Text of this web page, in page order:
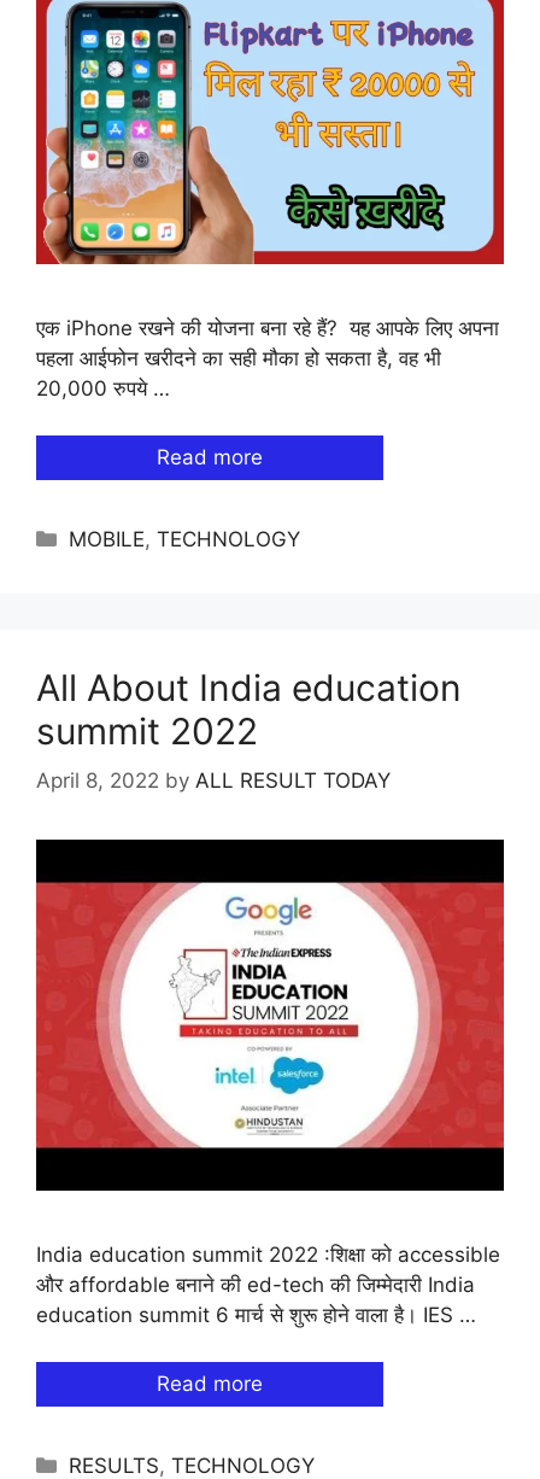
एक iPhone रखने की योजना बना रहे हैं? यह आपके लिए अपना
पहला आईफोन खरीदने का सही मौका हो सकता है, वह भी
20,000 रुपये …
Read more
Categories
MOBILE,TECHNOLOGY
All About India education
summit 2022
April 8, 2022 by ALL RESULT TODAY
India education summit 2022 :शिक्षा को accessible
और affordable बनाने की ed-tech की जिम्मेदारी India
education summit 6 मार्च से शुरू होने वाला है। IES …
Read more
Categories
RESULTS,TECHNOLOGY